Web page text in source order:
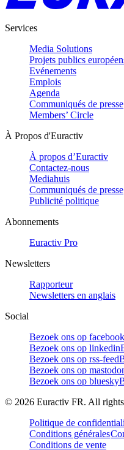
Services
Media Solutions
Projets publics
Evénements
Emplois
Agenda
Communiqués de presse
Members’ Circle
À Propos d'Euractiv
À propos d’Euractiv
Contactez-nous
Mediahuis
Communiqués de presse
Publicité politique
Abonnements
Euractiv Pro
Newsletters
Rapporteur
Newsletters en anglais
Social
Bezoek ons op facebook
Bezoek ons op linkedin
Bezoek ons op rss-feed
Bezoek ons op
Bezoek ons op bluesky
© 2026 Euractiv FR. All rights
Politique de
Conditions générales
Conditions de vente